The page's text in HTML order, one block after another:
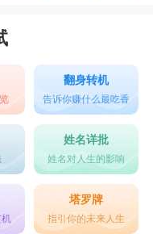
翻身转机
告诉你赚什么最吃香
姓名详批
姓名对人生的影响
塔罗牌
指引你的未来人生